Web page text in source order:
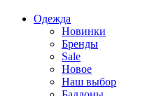
Одежда
Новинки
Бренды
Sale
Новое
Наш выбор